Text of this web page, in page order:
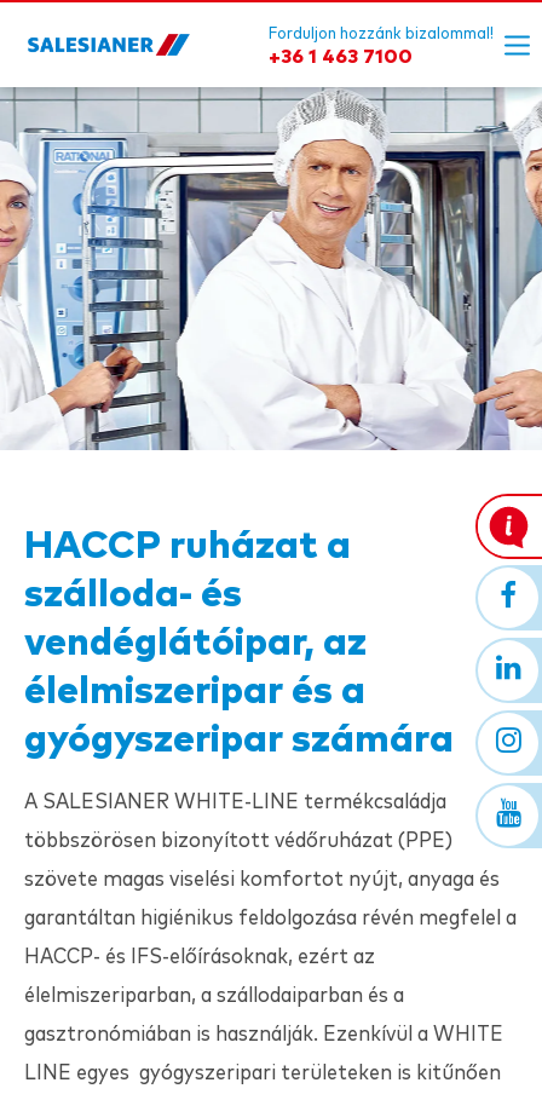
Forduljon hozzánk bizalommal!
+36 1 463 7100
HACCP ruházat a
szálloda- és
vendéglátóipar, az
élelmiszeripar és a
gyógyszeripar számára
A SALESIANER WHITE-LINE termékcsaládja
többszörösen bizonyított védőruházat (PPE)
szövete magas viselési komfortot nyújt, anyaga és
garantáltan higiénikus feldolgozása révén megfelel a
HACCP- és IFS-előírásoknak, ezért az
élelmiszeriparban, a szállodaiparban és a
gasztronómiában is használják. Ezenkívül a WHITE
LINE egyes gyógyszeripari területeken is kitűnően